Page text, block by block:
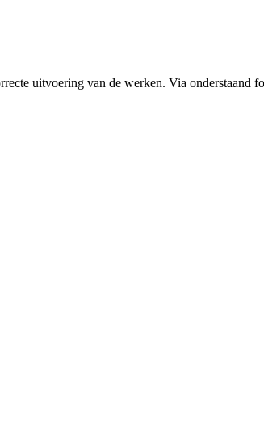
uitvoering van de werken. Via